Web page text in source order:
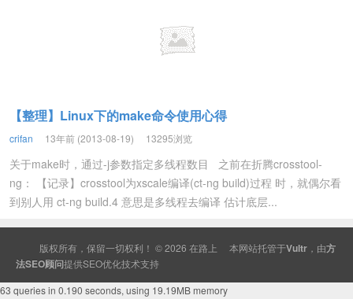
【整理】Linux下的make命令使用心得
crifan 13年前 (2013-08-19) 13295浏览
关于make时，通过-j参数指定多线程数目 之前在折腾crosstool-
ng： 【记录】crosstool为xscale编译(ct-ng build)过程 时，就偶尔看
到别人用 ct-ng build.4 意思是多线程去编译 估计底层...
版权所有，保留一切权利！ © 2026 在路上 本网站托管于Vultr ，由方
法SEO顾问提供SEO优化技术支持
63 queries in 0.190 seconds, using 19.19MB memory